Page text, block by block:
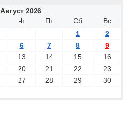
Август 2026
Чт Пт Сб
Вс
1
2
6 7 8
9
13 14 15
16
20 21 22
23
27 28 29
30